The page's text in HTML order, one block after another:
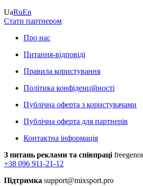
UaRuEn
Стати партнером
Про нас
Питання-відповіді
Правила користування
Політика конфіденційності
Публічна оферта з користувачами
Публічна оферта для партнерів
Контактна інформація
З питань реклами та співпраці
+38 096 911-21-12
Підтримка support@mixsport.pro